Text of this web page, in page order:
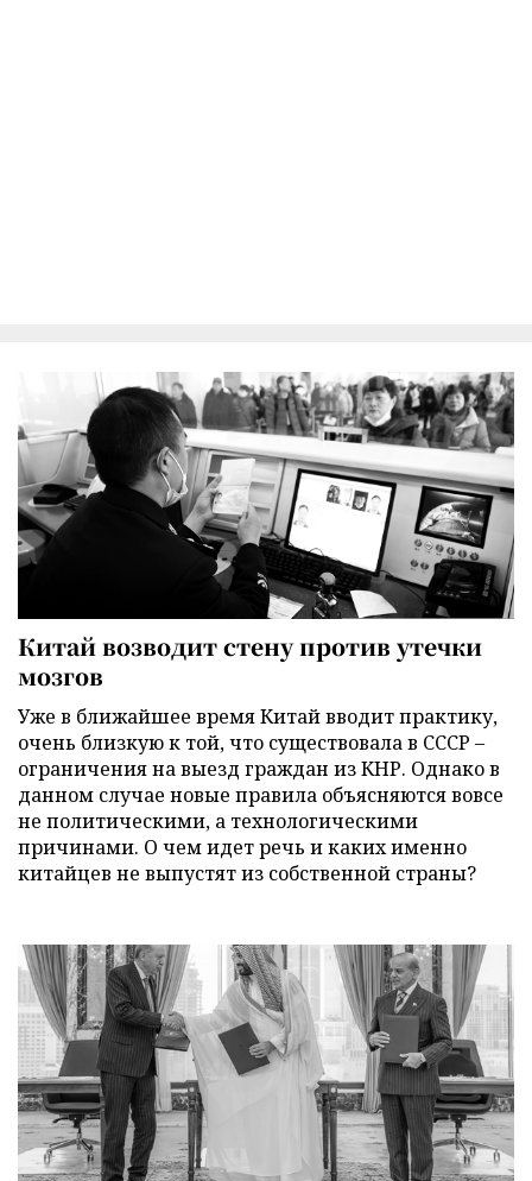
Китай возводит стену против утечки
мозгов
Уже в ближайшее время Китай вводит практику,
очень близкую к той, что существовала в СССР –
ограничения на выезд граждан из КНР. Однако в
данном случае новые правила объясняются вовсе
не политическими, а технологическими
причинами. О чем идет речь и каких именно
китайцев не выпустят из собственной страны?